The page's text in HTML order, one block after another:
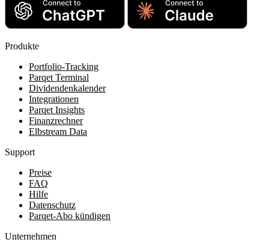
Produkte
Portfolio-Tracking
Parqet Terminal
Dividendenkalender
Integrationen
Parqet Insights
Finanzrechner
Elbstream Data
Support
Preise
FAQ
Hilfe
Datenschutz
Parqet-Abo kündigen
Unternehmen